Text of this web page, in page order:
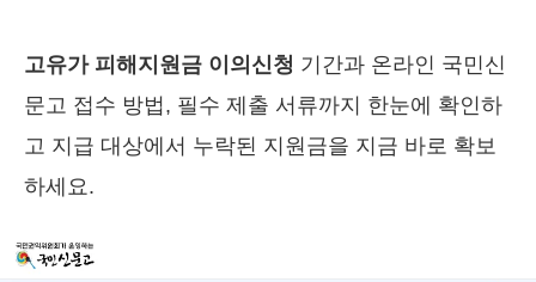
고유가 피해지원금 이의신청 기간과 온라인 국민신
문고 접수 방법, 필수 제출 서류까지 한눈에 확인하
고 지급 대상에서 누락된 지원금을 지금 바로 확보
하세요.